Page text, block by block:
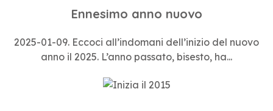
Ennesimo anno nuovo
2025-01-09. Eccoci all’indomani dell’inizio del nuovo
anno il 2025. L’anno passato, bisesto, ha...